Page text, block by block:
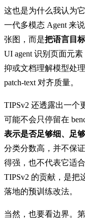
这也是为什么我认为
一代多模态 Agent 来
张图，而是把语言目
UI agent 识别页面元
抑或文档理解模型处
patch-text 对齐质量。
TIPSv2 还透露出一个
可能不会只停留在
表示是否足够细、足
分类分数高，并不保
得强，也不代表它适合
TIPSv2 的贡献，是把
落地的预训练改法。
当然，也要看边界。